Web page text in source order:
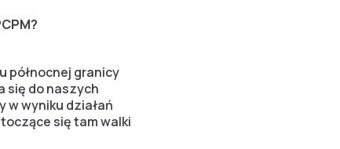
północnej granicy
się do naszych
w wyniku działań
się tam walki